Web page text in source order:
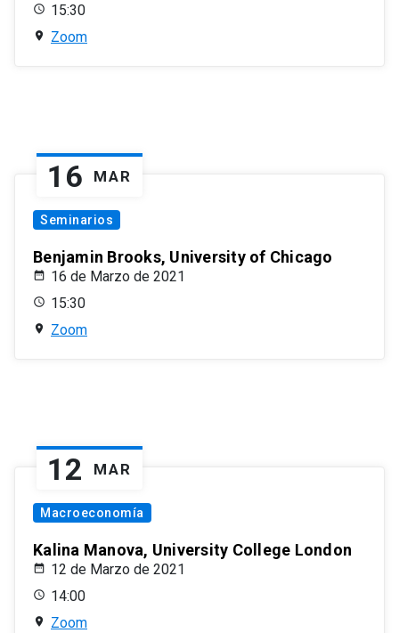
15:30
Zoom
16 MAR
Seminarios
Benjamin Brooks, University of Chicago
16 de Marzo de 2021
15:30
Zoom
12 MAR
Macroeconomía
Kalina Manova, University College London
12 de Marzo de 2021
14:00
Zoom